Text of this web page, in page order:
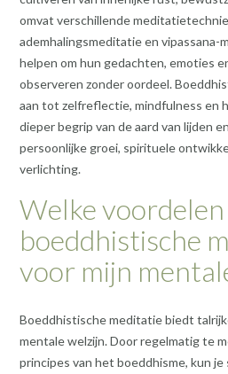
omvat verschillende
ademhalingsmeditatie en vipassana-
helpen om hun gedachten, emoties
observeren zonder oordeel.
aan tot zelfreflectie, mindfulness en
dieper begrip van de aard van lijden
persoonlijke groei, spirituele
verlichting.
Welke
boeddhistische
voor mijn
Boeddhistische meditatie biedt
mentale welzijn. Door regelmatig te
principes van het boeddhisme, kun